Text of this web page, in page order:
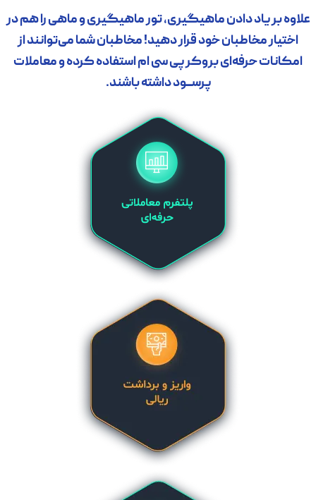
علاوه بر یاد دادن ماهیگیری، تور ماهیگیری و ماهی را هم در
اختیار مخاطبان خود قرار دهید! مخاطبان شما می‌توانند از
امکانات حرفه‌ای بروکر پی سی ام استفاده کرده و معاملات
پرســــود داشته باشند.